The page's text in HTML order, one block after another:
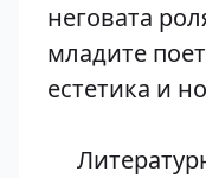
неговата
младите
естетика и